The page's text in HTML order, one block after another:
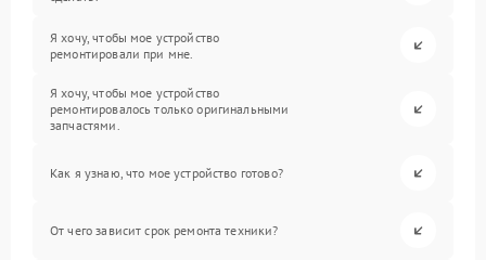
Я хочу, чтобы мое устройство
ремонтировали при мне.
Я хочу, чтобы мое устройство
ремонтировалось только оригинальными
запчастями.
Как я узнаю, что мое устройство готово?
От чего зависит срок ремонта техники?